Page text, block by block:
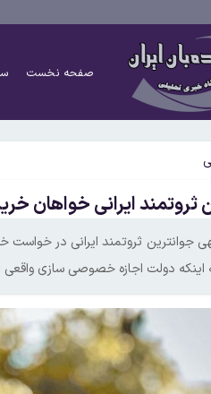
صفحه نخست
ثروتمند ایرانی خواهان
جوانترین ثروتمند ایرانی در خواست
دولت اجازه خصوصی سازی واقعی